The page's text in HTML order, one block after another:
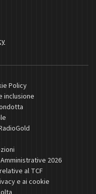
Policy
inclusione
2026
al TCF
e ai cookie